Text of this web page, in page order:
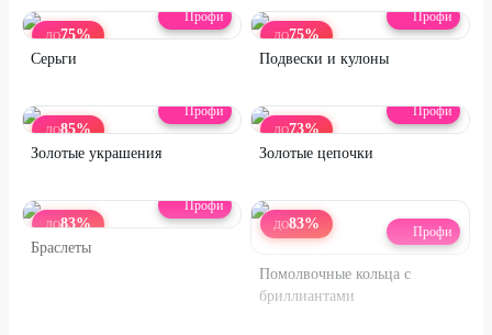
ДО75%
Профи
Серьги
ДО75%
Профи
Подвески и кулоны
ДО85%
Профи
Золотые украшения
ДО73%
Профи
Золотые цепочки
ДО83%
Профи
Браслеты
ДО83% Профи
Помолвочные кольца с
бриллиантами